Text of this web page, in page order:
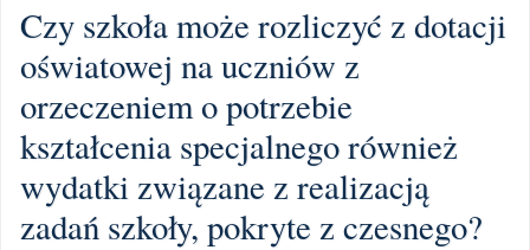
Czy szkoła może rozliczyć z dotacji
oświatowej na uczniów z
orzeczeniem o potrzebie
kształcenia specjalnego również
wydatki związane z realizacją
zadań szkoły, pokryte z czesnego?